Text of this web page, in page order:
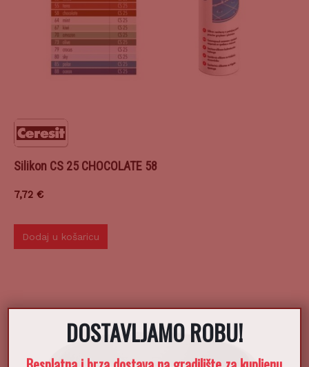
Silikon CS 25 CHOCOLATE 58
7,72 €
Dodaj u košaricu
DOSTAVLJAMO ROBU!